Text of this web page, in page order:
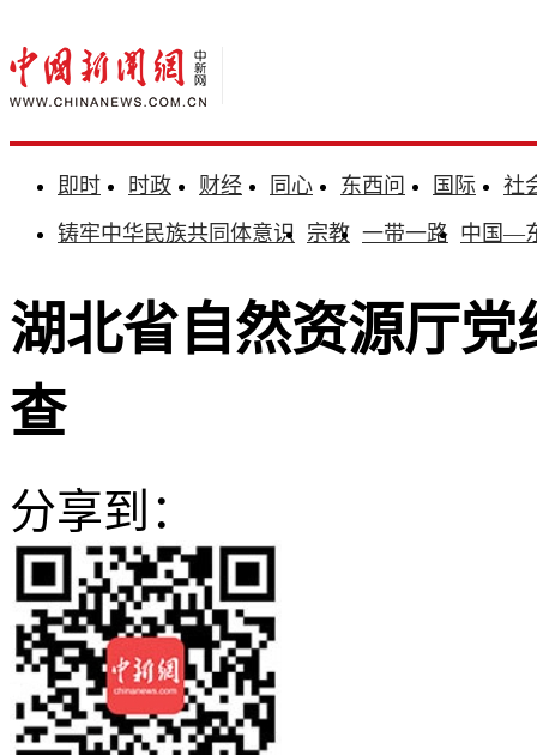
即时 时政 财经 同心 东西问 国际
社
铸牢中华民族共同体意识 宗教 一带一路 中国—
湖北省自然资源厅
查
分享到：